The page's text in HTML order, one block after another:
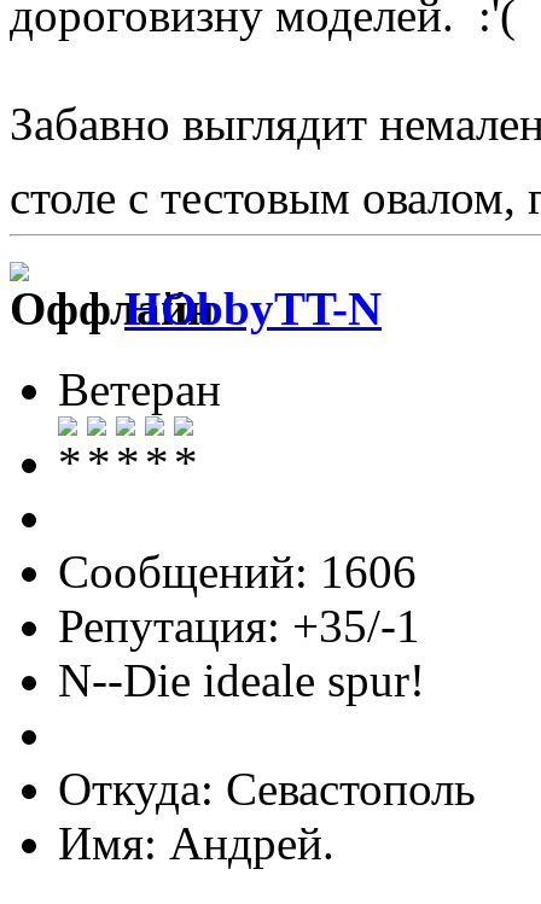
дороговизну моделей.
Забавно выглядит
столе с тестовым
HObbyTT-N
Ветеран
Сообщений: 1606
Репутация: +35/-1
N--Die ideale spur!
Откуда: Севастополь
Имя: Андрей.